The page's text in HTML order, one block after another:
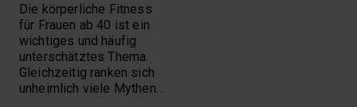
Die körperliche Fitness
für Frauen ab 40 ist ein
wichtiges und häufig
unterschätztes Thema.
Gleichzeitig ranken sich
unheimlich viele Mythen…